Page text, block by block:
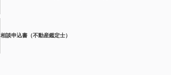
相談申込書（不動産鑑定士）